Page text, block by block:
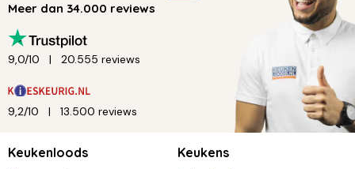
Meer dan 34.000 reviews
9,0/10 20.555 reviews
9,2/10 13.500 reviews
Keukenloods Keukens